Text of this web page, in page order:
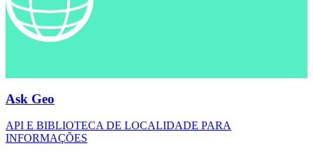
Ask Geo
API E BIBLIOTECA DE LOCALIDADE PARA
INFORMAÇÕES